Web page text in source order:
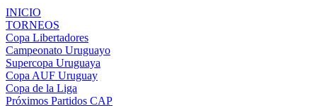
INICIO
TORNEOS
Copa Libertadores
Campeonato Uruguayo
Supercopa Uruguaya
Copa AUF Uruguay
Copa de la Liga
Próximos Partidos CAP